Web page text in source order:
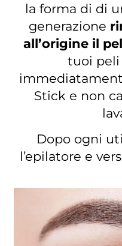
la forma di di
generazione
all’origine il
tuoi peli
Stick e non
Dopo ogni
l’epilatore e